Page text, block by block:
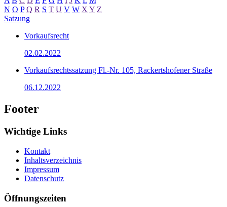
N O P Q R S T U V W XY Z
Satzung
Vorkaufsrecht
02.02.2022
Vorkaufsrechtssatzung Fl.-Nr. 105, Rackertshofener Straße
06.12.2022
Footer
Wichtige Links
Kontakt
Inhaltsverzeichnis
Impressum
Datenschutz
Öffnungszeiten